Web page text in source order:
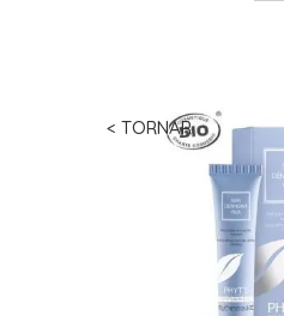
< TORNAR